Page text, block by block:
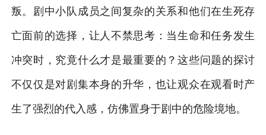
叛。剧中小队成员之间复杂的关系和他们在生死存
亡面前的选择，让人不禁思考：当生命和任务发生
冲突时，究竟什么才是最重要的？这些问题的探讨
不仅仅是对剧集本身的升华，也让观众在观看时产
生了强烈的代入感，仿佛置身于剧中的危险境地。